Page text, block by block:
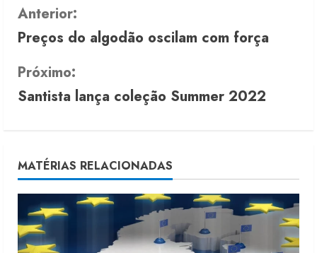
C
o
n
t
n
u
e
Anterior:
Preços do algodão oscilam com força
Próximo:
Santista lança coleção Summer 2022
MATÉRIAS RELACIONADAS